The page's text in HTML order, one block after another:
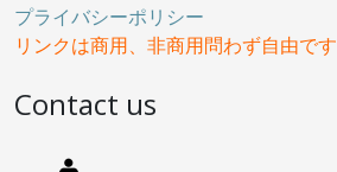
プライバシーポリシー
リンクは商用、非商用問わず自由です
Contact us